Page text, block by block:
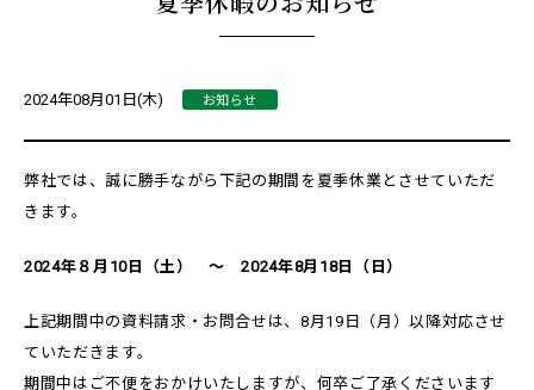
2024年08月01日(木) お知らせ
弊社では、誠に勝手ながら下記の期間を夏季休業とさせていただ
きます。
2024年８月10日（土） ～ 2024年8月18日（日）
上記期間中の資料請求・お問合せは、8月19日（月）以降対応させ
ていただきます。
期間中はご不便をおかけいたしますが、何卒ご了承くださいます